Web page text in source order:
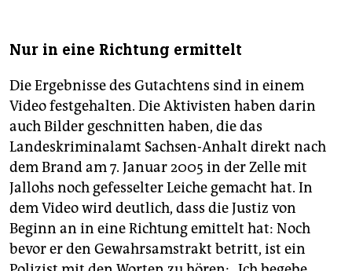
Nur in eine Richtung ermittelt
Die Ergebnisse des Gutachtens sind in einem
Video festgehalten. Die Aktivisten haben darin
auch Bilder geschnitten haben, die das
Landeskriminalamt Sachsen-Anhalt direkt nach
dem Brand am 7. Januar 2005 in der Zelle mit
Jallohs noch gefesselter Leiche gemacht hat. In
dem Video wird deutlich, dass die Justiz von
Beginn an in eine Richtung emittelt hat: Noch
bevor er den Gewahrsamstrakt betritt, ist ein